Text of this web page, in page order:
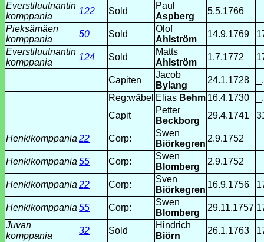
Everstiluutnantin
komppania
122 Sold
Paul
Aspberg
5.5.1766
Pieksämäen
komppania
50 Sold
Olof
Ahlström
14.9.1769
Everstiluutnantin
komppania
124 Sold
Matts
Ahlström
1.7.1772
Capiten
Jacob
Bylang
24.1.1728
Reg:wäbel Elias Behm 16.4.1730
Capit
Petter
Beckborg
29.4.1741
Henkikomppania 22 Corp:
Swen
Biörkegren
2.9.1752
Henkikomppania 55 Corp:
Swen
Blomberg
2.9.1752
Henkikomppania 22 Corp:
Sven
Biörkegren
16.9.1756
Henkikomppania 55 Corp:
Swen
Blomberg
29.11.1757
Juvan
komppania
32 Sold
Hindrich
Biörn
26.1.1763